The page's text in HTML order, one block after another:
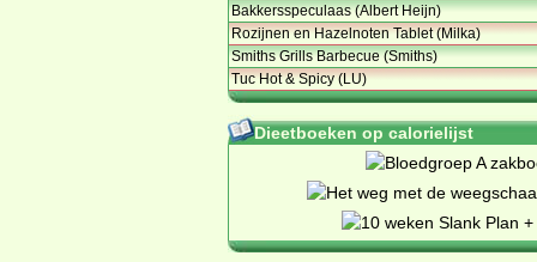
Bakkersspeculaas (Albert Heijn)
Rozijnen en Hazelnoten Tablet (Milka)
Smiths Grills Barbecue (Smiths)
Tuc Hot & Spicy (LU)
Dieetboeken op calorielijst